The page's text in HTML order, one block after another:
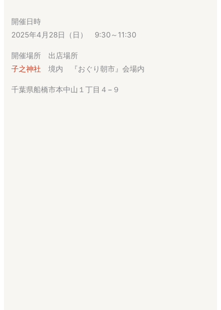
開催日時
2025年4月28日（日） 9:30～11:30
開催場所 出店場所
子之神社 境内 『おぐり朝市』会場内
千葉県船橋市本中山１丁目４−９